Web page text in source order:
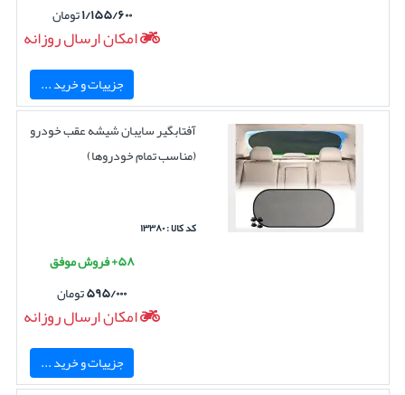
۱/۱۵۵/۶۰۰تومان
امکان ارسال روزانه
جزییات و خرید ...
آفتابگیر سایبان شیشه عقب خودرو
(مناسب تمام خودروها)
کد کالا : ۱۳۳۸۰
۵۸+ فروش موفق
۵۹۵/۰۰۰تومان
امکان ارسال روزانه
جزییات و خرید ...